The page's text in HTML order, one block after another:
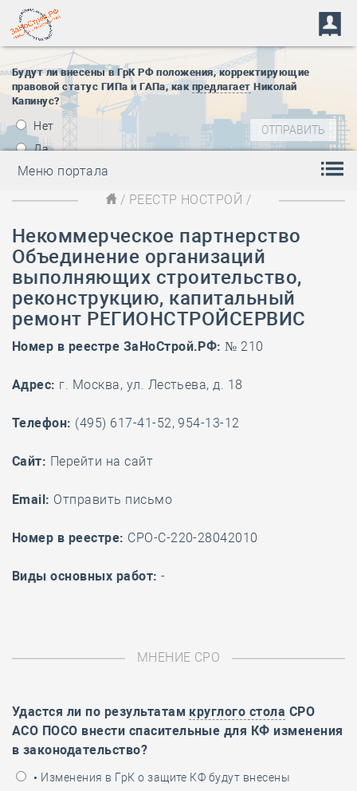
Будут ли внесены в ГрК РФ положения, корректирующие
правовой статус ГИПа и ГАПа, как предлагает Николай
Капинус?
Нет
Да
Меню портала
/ РЕЕСТР НОСТРОЙ /
Некоммерческое партнерство
Объединение организаций
выполняющих строительство,
реконструкцию, капитальный
ремонт РЕГИОНСТРОЙСЕРВИС
Номер в реестре ЗаНоСтрой.РФ: № 210
Адрес: г. Москва, ул. Лестьева, д. 18
Телефон: (495) 617-41-52, 954-13-12
Cайт: Перейти на сайт
Email: Отправить письмо
Номер в реестре: СРО-С-220-28042010
Виды основных работ: -
МНЕНИЕ СРО
Удастся ли по результатам круглого стола СРО
АСО ПОСО внести спасительные для КФ изменения
в законодательство?
• Изменения в ГрК о защите КФ будут внесены